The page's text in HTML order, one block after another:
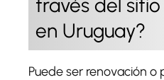
través del
en Uruguay?
Puede ser renovación o